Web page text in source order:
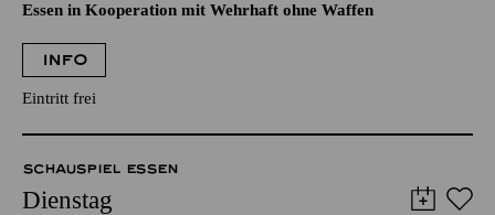
Essen in Kooperation mit Wehrhaft ohne Waffen
INFO
Eintritt frei
SCHAUSPIEL ESSEN
Dienstag